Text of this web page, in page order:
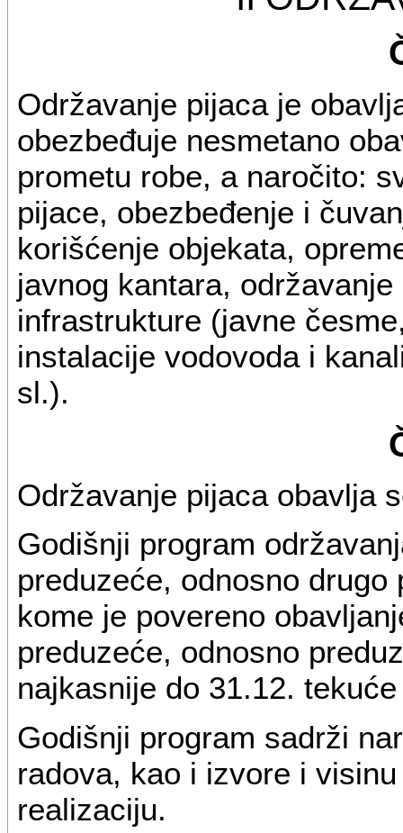
Održavanje pijaca je
obezbeđuje nesmetano
prometu robe, a naročito:
pijace, obezbeđenje i
korišćenje objekata,
javnog kantara,
infrastrukture (javne
instalacije vodovoda i
sl.).
Održavanje pijaca obavlja
Godišnji program
preduzeće, odnosno
kome je povereno
preduzeće, odnosno
najkasnije do 31.12.
Godišnji program sadrži
radova, kao i izvore i
realizaciju.